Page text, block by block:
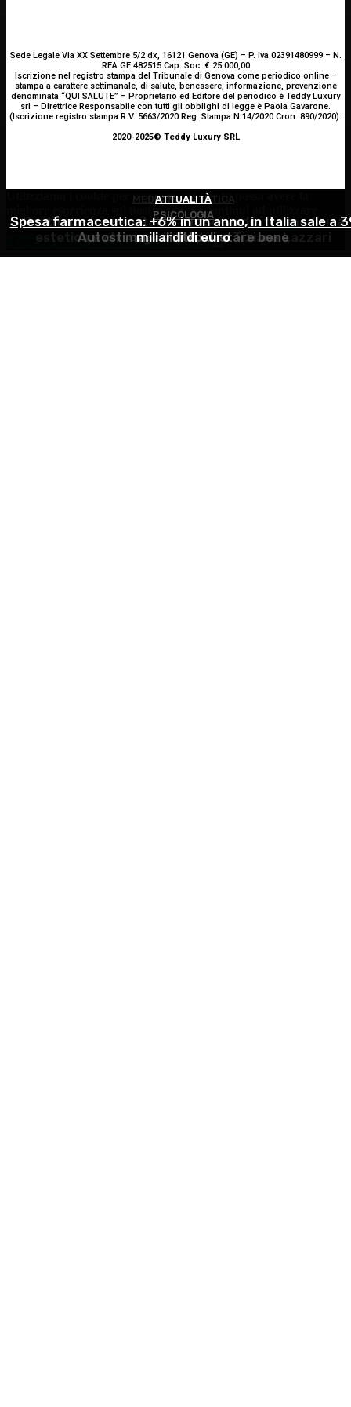
MEDICINA ESTETICA
Restituire luce e vitalità allo sguardo, tra medicina
estetica e chirurgia – Dott.ssa Tiziana Lazzari
PSICOLOGIA
Autostima: il diritto di stare bene
ATTUALITÀ
Spesa farmaceutica: +6% in un anno, in Italia sale a
miliardi di euro
Sede Legale Via XX Settembre 5/2 dx, 16121 Genova (GE) – P. Iva 02391480999 – N.
REA GE 482515 Cap. Soc. € 25.000,00
Iscrizione nel registro stampa del Tribunale di Genova come periodico online –
stampa a carattere settimanale, di salute, benessere, informazione, prevenzione
denominata “QUI SALUTE” – Proprietario ed Editore del periodico è Teddy Luxury
srl – Direttrice Responsabile con tutti gli obblighi di legge è Paola Gavarone.
(Iscrizione registro stampa R.V. 5663/2020 Reg. Stampa N.14/2020 Cron. 890/2020).
2020-2025© Teddy Luxury SRL
Utilizziamo i cookie per essere sicuri che tu possa avere la
migliore esperienza sul nostro sito. Se continui ad utilizzare
questo sito noi constatiamo che tu ne sia felice. Accetto
Continua senza accettare
Privacy policy